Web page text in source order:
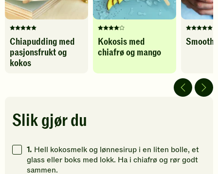
Denne
oppskriften
har
fått
Klikk
for
gi
din
vurdering.
Chiapudding med
pasjonsfrukt og
kokos
Denne
oppskriften
har
4
din
vurdering.
Kokosis med
chiafrø og mango
Denne
av
5
din
Slik gjør du
1. Hell kokosmelk og lønnesirup i en liten bolle, et
glass eller boks med lokk. Ha i chiafrø og rør godt
sammen.